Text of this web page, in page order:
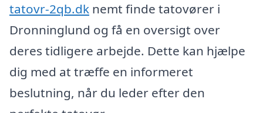
tatovr-2qb.dk nemt finde tatovører i
Dronninglund og få en oversigt over
deres tidligere arbejde. Dette kan hjælpe
dig med at træffe en informeret
beslutning, når du leder efter den